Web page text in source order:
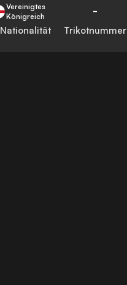
Vereinigtes
Königreich
Nationalität
-
Trikotnummer